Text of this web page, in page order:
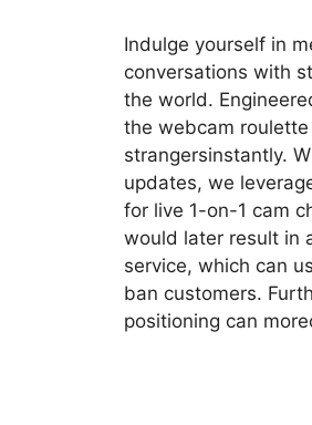
Indulge yourself in
conversations with
the world.
the webcam
strangersinstantly.
updates, we
for live 1-on-1 cam
would later result in
service, which can
ban customers.
positioning can